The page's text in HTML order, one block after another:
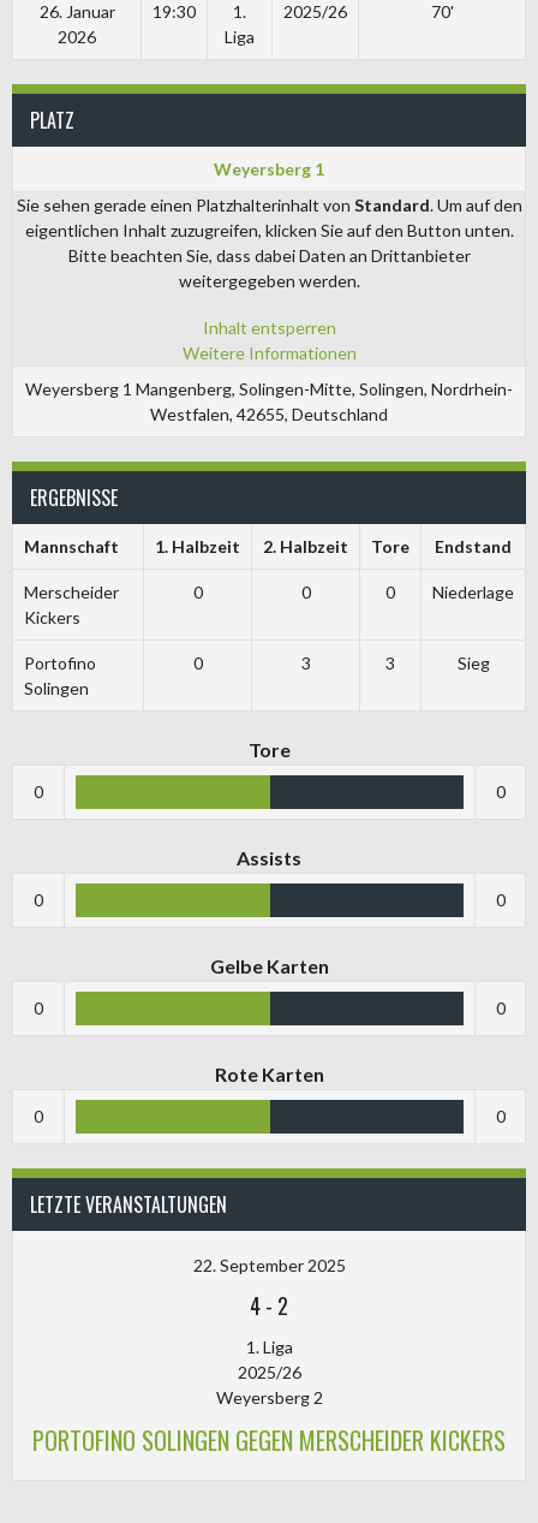
26. Januar
2026
19:30
1.
Liga
2025/26 70'
PLATZ
Weyersberg 1
Sie sehen gerade einen Platzhalterinhalt von Standard. Um auf den
eigentlichen Inhalt zuzugreifen, klicken Sie auf den Button unten.
Bitte beachten Sie, dass dabei Daten an Drittanbieter
weitergegeben werden.
Inhalt entsperren
Weitere Informationen
Weyersberg 1 Mangenberg, Solingen-Mitte, Solingen, Nordrhein-
Westfalen, 42655, Deutschland
ERGEBNISSE
Mannschaft 1. Halbzeit 2. Halbzeit Tore Endstand
Merscheider
Kickers
0 0 0 Niederlage
Portofino
Solingen
0 3 3 Sieg
Tore
0 0
Assists
0 0
Gelbe Karten
0 0
Rote Karten
0 0
LETZTE VERANSTALTUNGEN
22. September 2025
4- 2
1. Liga
2025/26
Weyersberg 2
PORTOFINO SOLINGEN GEGEN MERSCHEIDER KICKERS